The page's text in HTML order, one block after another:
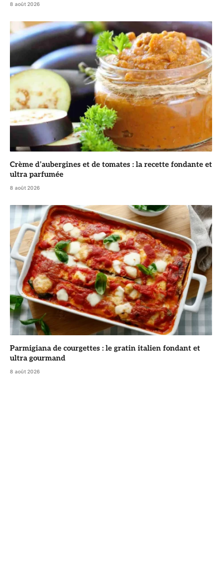
8 août 2026
Crème d’aubergines et de tomates : la recette fondante et
ultra parfumée
8 août 2026
Parmigiana de courgettes : le gratin italien fondant et
ultra gourmand
8 août 2026